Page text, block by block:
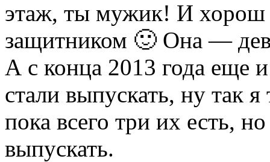
этаж, ты мужик! И хорош
защитником 🙂 Она —
А с конца 2013 года еще
стали выпускать, ну так
пока всего три их есть,
выпускать.